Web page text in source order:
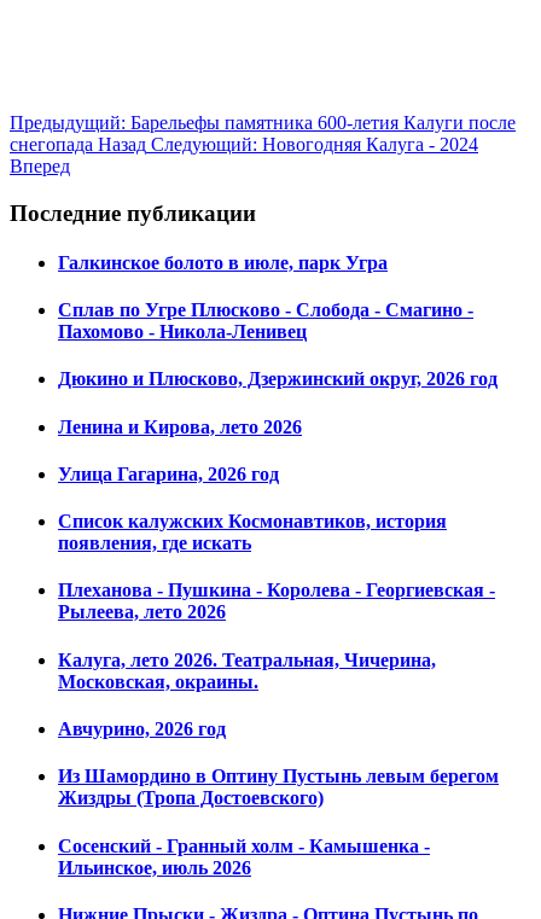
Предыдущий: Барельефы памятника 600-летия Калуги после
снегопада Назад Следующий: Новогодняя Калуга - 2024
Вперед
Последние публикации
Галкинское болото в июле, парк Угра
Сплав по Угре Плюсково - Слобода - Смагино -
Пахомово - Никола-Ленивец
Дюкино и Плюсково, Дзержинский округ, 2026 год
Ленина и Кирова, лето 2026
Улица Гагарина, 2026 год
Список калужских Космонавтиков, история
появления, где искать
Плеханова - Пушкина - Королева - Георгиевская -
Рылеева, лето 2026
Калуга, лето 2026. Театральная, Чичерина,
Московская, окраины.
Авчурино, 2026 год
Из Шамордино в Оптину Пустынь левым берегом
Жиздры (Тропа Достоевского)
Сосенский - Гранный холм - Камышенка -
Ильинское, июль 2026
Нижние Прыски - Жиздра - Оптина Пустынь по